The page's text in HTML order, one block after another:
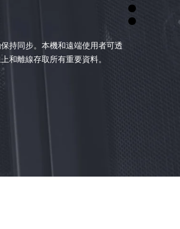
持同步。本機和遠端使用者可透
和離線存取所有重要資料。